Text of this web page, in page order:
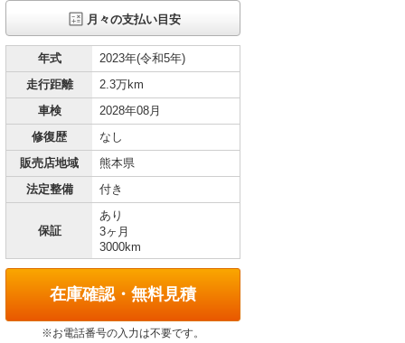
月々の支払い目安
年式
2023年(令和5年)
走行距離
2.3万km
車検
2028年08月
修復歴
なし
販売店地域
熊本県
法定整備
付き
保証
あり
3ヶ月
3000km
在庫確認・無料見積
※お電話番号の入力は不要です。